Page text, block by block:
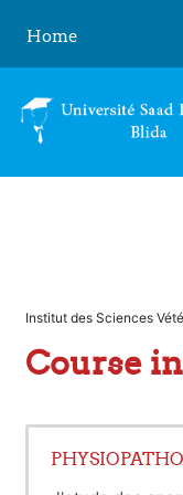
Home
Institut des Sciences
Course